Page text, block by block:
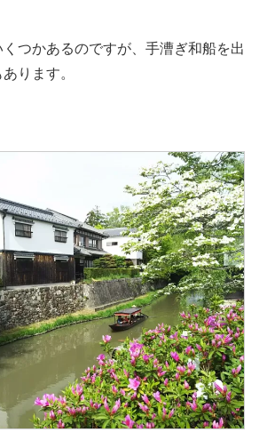
つかあるのですが、手漕ぎ和船を出
ります。